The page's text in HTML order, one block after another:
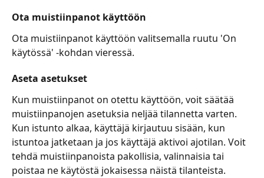
Ota muistiinpanot käyttöön
Ota muistiinpanot käyttöön valitsemalla ruutu 'On
käytössä' -kohdan vieressä.
Aseta asetukset
Kun muistiinpanot on otettu käyttöön, voit säätää
muistiinpanojen asetuksia neljää tilannetta varten.
Kun istunto alkaa, käyttäjä kirjautuu sisään, kun
istuntoa jatketaan ja jos käyttäjä aktivoi ajotilan. Voit
tehdä muistiinpanoista pakollisia, valinnaisia tai
poistaa ne käytöstä jokaisessa näistä tilanteista.